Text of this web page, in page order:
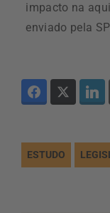
impacto na
enviado pela
ESTUDO